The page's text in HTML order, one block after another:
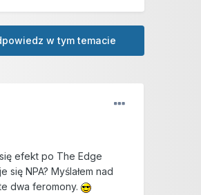
w tym temacie
efekt po The Edge
NPA? Myślałem nad
dwa feromony.